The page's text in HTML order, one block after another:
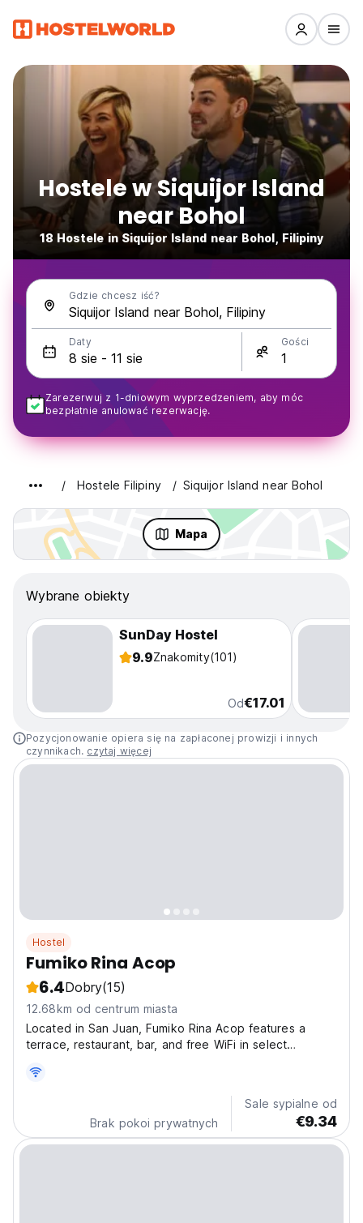
Hostele w Siquijor Island
near Bohol
18 Hostele in Siquijor Island near Bohol, Filipiny
Gdzie chcesz iść?
Daty Gości
Zarezerwuj z 1-dniowym wyprzedzeniem, aby móc
bezpłatnie anulować rezerwację.
Hostele Filipiny Siquijor Island near Bohol
Mapa
Wybrane obiekty
SunDay Hostel
9.9Znakomity(101)
Od€17.01
Pozycjonowanie opiera się na zapłaconej prowizji i innych
czynnikach. czytaj więcej
Hostel
Fumiko Rina Acop
6.4Dobry(15)
12.68km od centrum miasta
Located in San Juan, Fumiko Rina Acop features a
terrace, restaurant, bar, and free WiFi in select
shuttle or motor bike rental service. Complete with a
shared bathroom, all guest rooms at the resort are...
Brak pokoi prywatnych
Sale sypialne od
€9.34